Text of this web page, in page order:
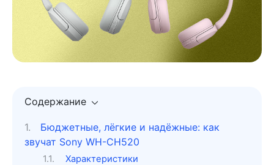
Содержание
Бюджетные, лёгкие и надёжные: как
звучат Sony WH-CH520
Характеристики